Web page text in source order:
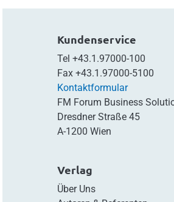
Kundenservice
Tel +43.1.97000-100
Fax +43.1.97000-5100
Kontaktformular
FM Forum Business
Dresdner Straße 45
A-1200 Wien
Verlag
Über Uns